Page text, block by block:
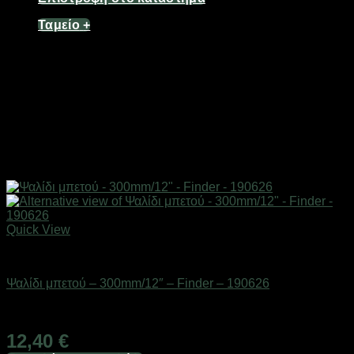
Ταμείο +
Quick View
Ψαλίδι μπετού – 300mm/12″ – Finder – 190626
12,40 €